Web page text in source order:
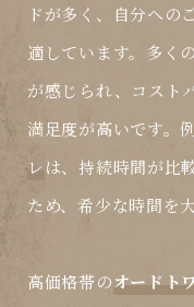
ドが多く、自分への
適しています。多く
が感じられ、コスト
満足度が高いです。
レは、持続時間が比
ため、希少な時間を
高価格帯のオードト